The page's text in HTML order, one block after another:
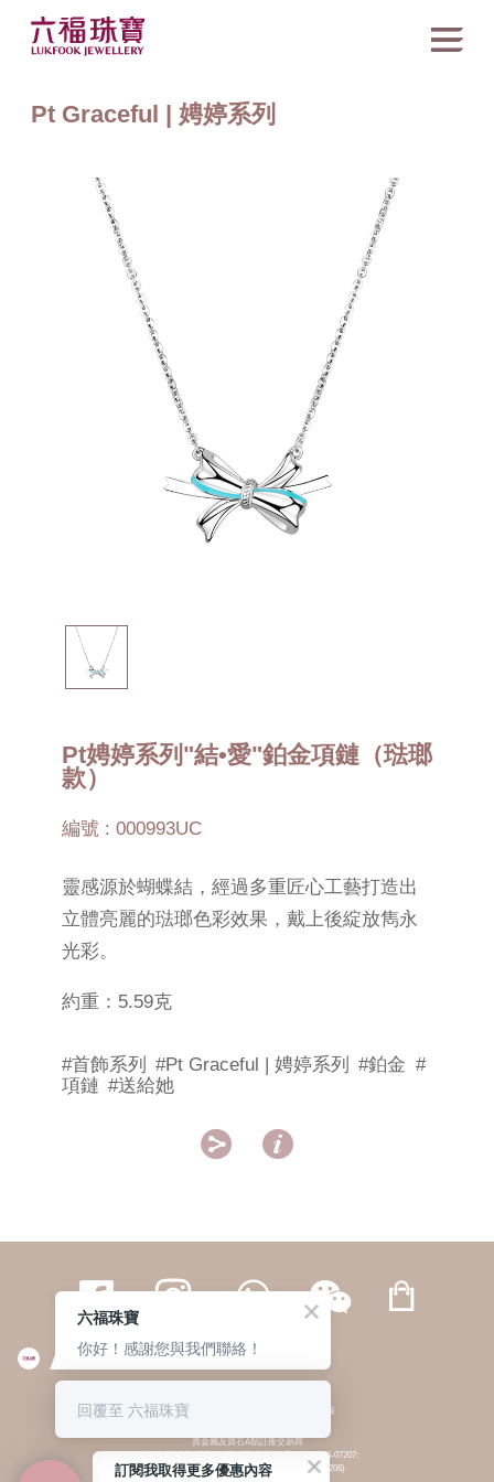
Pt Graceful | 娉婷系列
Pt娉婷系列"結•愛"鉑金項鏈（琺瑯
款）
編號 : 000993UC
靈感源於蝴蝶結，經過多重匠心工藝打造出
立體亮麗的琺瑯色彩效果，戴上後綻放雋永
光彩。
約重：5.59克
#首飾系列 #Pt Graceful | 娉婷系列 #鉑金 #
項鏈 #送給她
 
繁體 | 簡体
© 六福集團 版權所有 不得轉載 私隱政策
貴金屬及寶石A類註冊交易商
(六福企業禮品(國際)有限公司-註冊號碼:A-B-24-05-07207;
六福電子商貿有限公司-註冊號碼:A-B-24-05-07206)
訂閱我取得更多優惠內容
六福珠寶
你好！感謝您與我們聯絡！
回覆至 六福珠寶